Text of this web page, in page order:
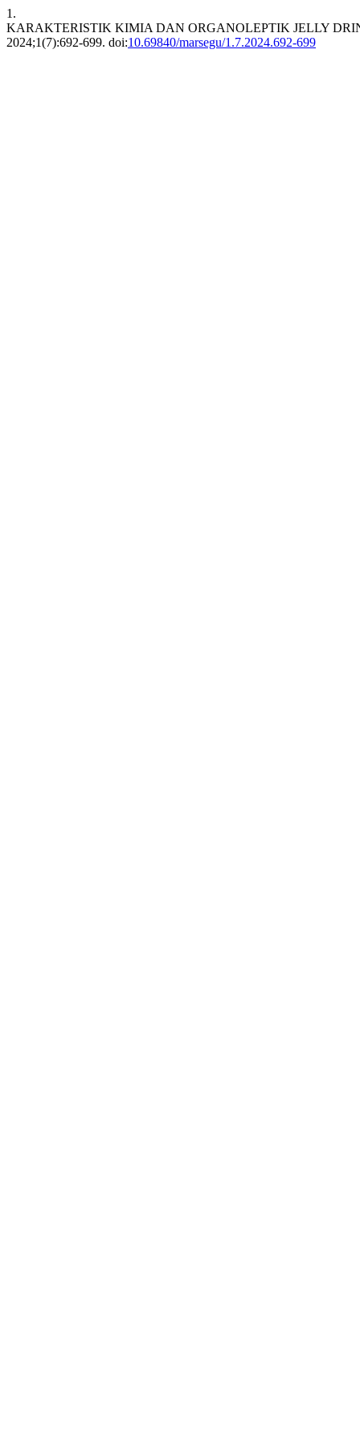
1.
KARAKTERISTIK KIMIA DAN ORGANOLEPTIK JELLY
2024;1(7):692-699. doi:10.69840/marsegu/1.7.2024.692-699